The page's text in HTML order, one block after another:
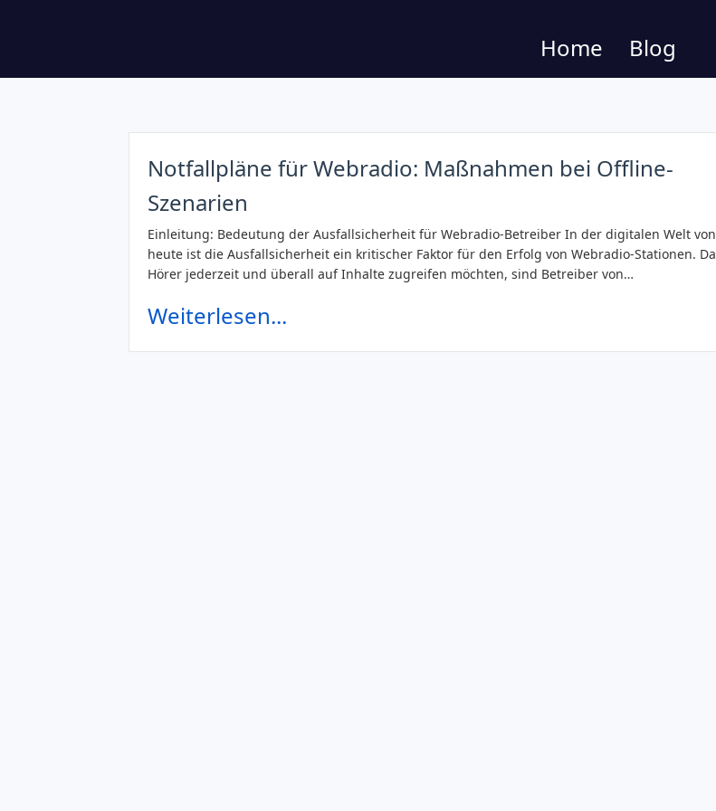
Home Blog
Notfallpläne für Webradio: Maßnahmen bei Offline-
Szenarien
Einleitung: Bedeutung der Ausfallsicherheit für Webradio-Betreiber In der digitalen Welt von
heute ist die Ausfallsicherheit ein kritischer Faktor für den Erfolg von Webradio-Stationen. Da
Hörer jederzeit und überall auf Inhalte zugreifen möchten, sind Betreiber von…
Weiterlesen...